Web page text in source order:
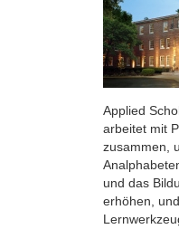
Applied
arbeitet mit
zusammen,
und das
erhöhen,